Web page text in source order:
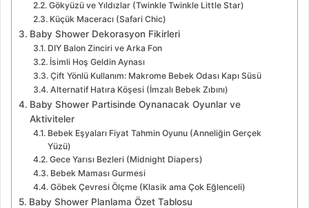
Gökyüzü ve Yıldızlar (Twinkle Twinkle Little Star)
Küçük Maceracı (Safari Chic)
Baby Shower Dekorasyon Fikirleri
DIY Balon Zinciri ve Arka Fon
İsimli Hoş Geldin Aynası
Çift Yönlü Kullanım: Makrome Bebek Odası Kapı Süsü
Alternatif Hatıra Köşesi (İmzalı Bebek Zıbını)
Baby Shower Partisinde Oynanacak Oyunlar ve
Aktiviteler
Bebek Eşyaları Fiyat Tahmin Oyunu (Anneliğin Gerçek
Yüzü)
Gece Yarısı Bezleri (Midnight Diapers)
Bebek Maması Gurmesi
Göbek Çevresi Ölçme (Klasik ama Çok Eğlenceli)
Baby Shower Planlama Özet Tablosu